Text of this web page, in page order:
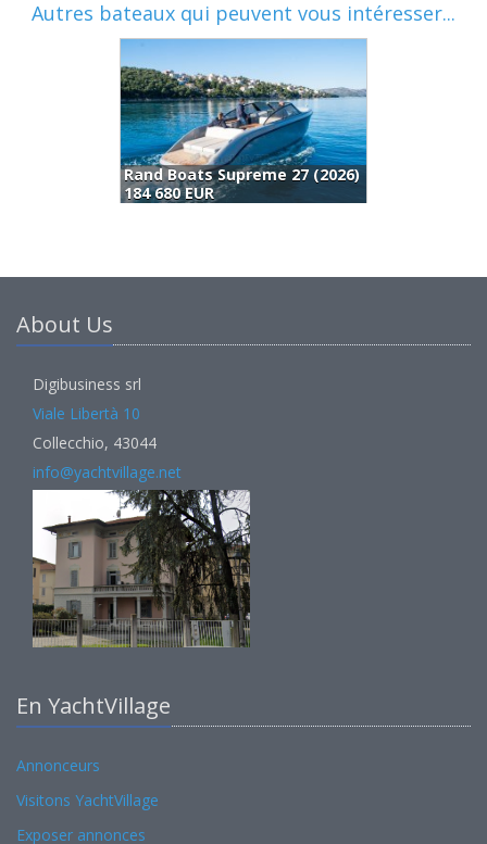
Autres bateaux qui peuvent vous intéresser...
Rand Boats Supreme 27 (2026)
184 680 EUR
About Us
Digibusiness srl
Viale Libertà 10
Collecchio, 43044
info@yachtvillage.net
En YachtVillage
Annonceurs
Visitons YachtVillage
Exposer annonces